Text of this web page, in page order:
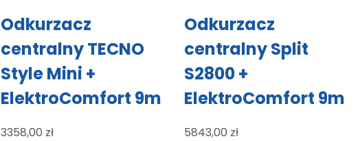
Odkurzacz
centralny TECNO
Style Mini +
ElektroComfort 9m
3358,00 zł
Odkurzacz
centralny Split
S2800 +
ElektroComfort 9m
5843,00 zł